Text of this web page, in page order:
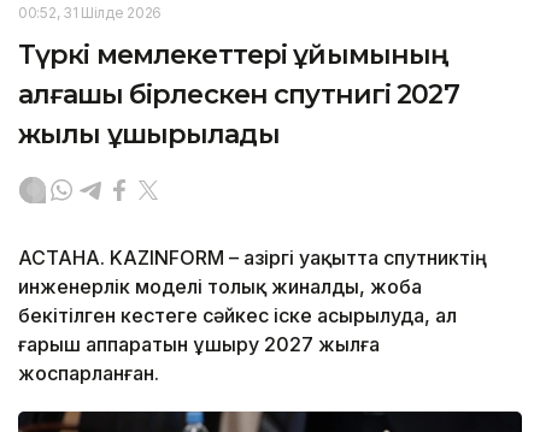
00:52, 31 Шілде 2026
Түркі мемлекеттері ұйымының
алғашқы бірлескен спутнигі 2027
жылы ұшырылады
АСТАНА. KAZINFORM – Қазіргі уақытта спутниктің
инженерлік моделі толық жиналды, жоба
бекітілген кестеге сәйкес іске асырылуда, ал
ғарыш аппаратын ұшыру 2027 жылға
жоспарланған.